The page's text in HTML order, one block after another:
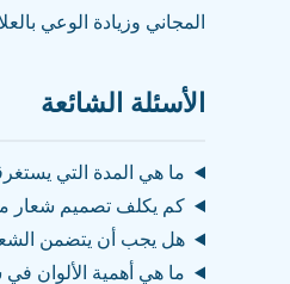
المجاني وزيادة الوعي
الأسئلة الشائعة
ما هي المدة التي
كم يكلف تصميم شعار
هل يجب أن يتضمن
ما هي أهمية الألوان